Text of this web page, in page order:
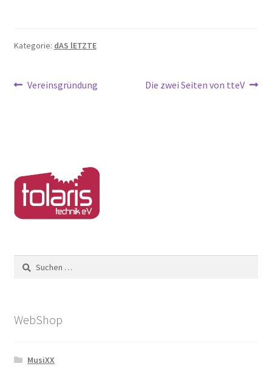
Kategorie: dAS lETZTE
Beitragsnavigation
Vorheriger
Vereinsgründung
Nächster
Die zwei Seiten von tteV
Suchen
nach:
WebShop
MusiXX